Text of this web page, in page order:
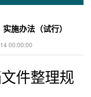
施办法（试行）
00:00:00
件整理规